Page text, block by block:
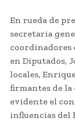
En rueda de
secretaria
coordinadores
en Diputados,
locales,
firmantes de la
evidente el
influencias del